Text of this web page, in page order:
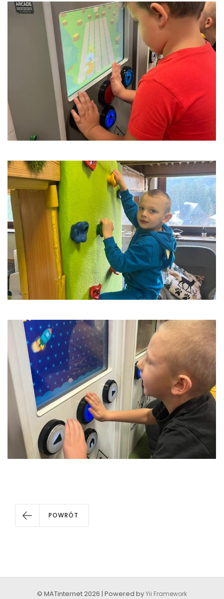
POWRÓT
© MATinternet 2026 | Powered byYii Framework